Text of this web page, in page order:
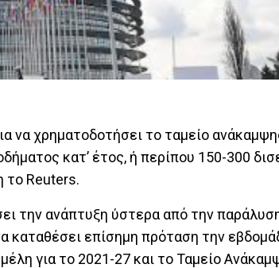
να χρηματοδοτήσει το ταμείο
κατ’ έτος, ή περίπου 150-300
το Reuters.
την ανάπτυξη ύστερα από την
καταθέσει επίσημη πρόταση την
για το 2021-27 και το Ταμείο